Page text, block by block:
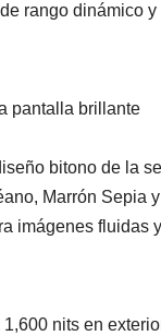
rango dinámico
pantalla brillante
bitono de la
Marrón Sepia
imágenes fluidas
nits en